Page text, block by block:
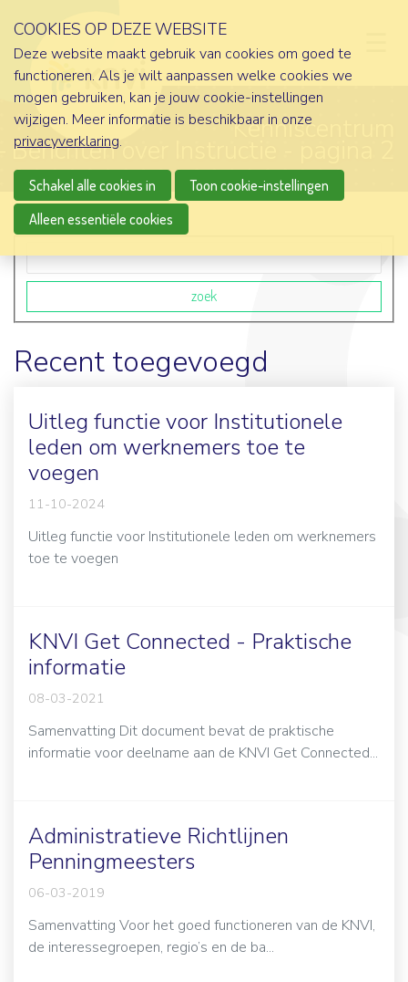
Kenniscentrum
Berichten over Instructie - pagina 2
Zoekveld
zoek
Recent toegevoegd
Uitleg functie voor Institutionele
leden om werknemers toe te
voegen
11-10-2024
Uitleg functie voor Institutionele leden om werknemers
toe te voegen
KNVI Get Connected - Praktische
informatie
08-03-2021
Samenvatting Dit document bevat de praktische
informatie voor deelname aan de KNVI Get Connected...
Administratieve Richtlijnen
Penningmeesters
06-03-2019
Samenvatting Voor het goed functioneren van de KNVI,
de interessegroepen, regio’s en de ba...
COOKIES OP DEZE WEBSITE
Deze website maakt gebruik van cookies om goed te
functioneren. Als je wilt aanpassen welke cookies we
mogen gebruiken, kan je jouw cookie-instellingen
wijzigen. Meer informatie is beschikbaar in onze
privacyverklaring.
Schakel alle cookies in
Toon cookie-instellingen
Alleen essentiële cookies